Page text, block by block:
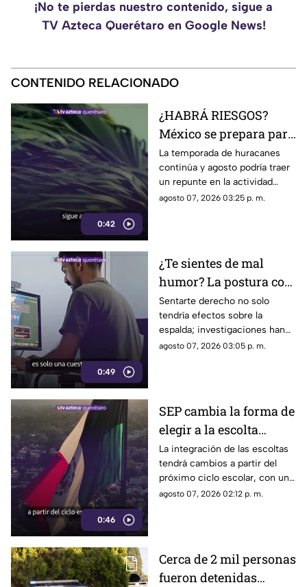
¡No te pierdas nuestro contenido, sigue a
TV Azteca Querétaro en Google News!
CONTENIDO RELACIONADO
0:42
¿HABRÁ RIESGOS?
México se prepara para
otro posible ciclón
tropical; esta sería la
fecha
La temporada de huracanes
continúa y agosto podría traer
un repunte en la actividad
tropical; estos son los
agosto 07, 2026 03:25 p. m.
0:49
¿Te sientes de mal
humor? La postura con
la que pasas el día
podría influir
Sentarte derecho no solo
tendría efectos sobre la
espalda; investigaciones han
encontrado una posible
agosto 07, 2026 03:05 p. m.
0:46
SEP cambia la forma de
elegir a la escolta
escolar para el ciclo
2026-2027
La integración de las escoltas
tendrá cambios a partir del
próximo ciclo escolar, con un
modelo que busca ampliar la
agosto 07, 2026 02:12 p. m.
Cerca de 2 mil personas
fueron detenidas